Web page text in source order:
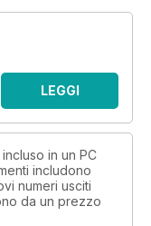
LEGGI
in un PC
includono
numeri usciti
da un prezzo